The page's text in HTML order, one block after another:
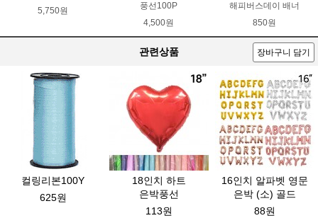
5,750원
풍선100P
4,500원
해피버스데이 배너
850원
관련상품 장바구니 담기
컬링리본100Y
625원
18인치 하트
은박풍선
113원
16인치 알파벳 영문
은박 (소) 골드
88원